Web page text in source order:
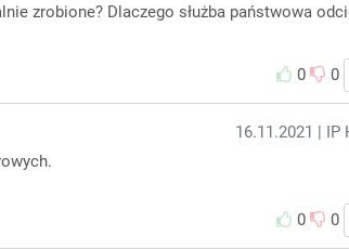
zrobione? Dlaczego służba państwowa
0
0
16.11.2021 |
0 0